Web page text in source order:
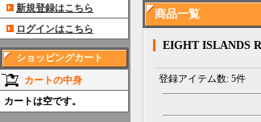
新規登録はこちら
ログインはこちら
ショッピングカート
カートの中身
カートは空です。
商品一覧
EIGHT ISLANDS
登録アイテム数: 5件